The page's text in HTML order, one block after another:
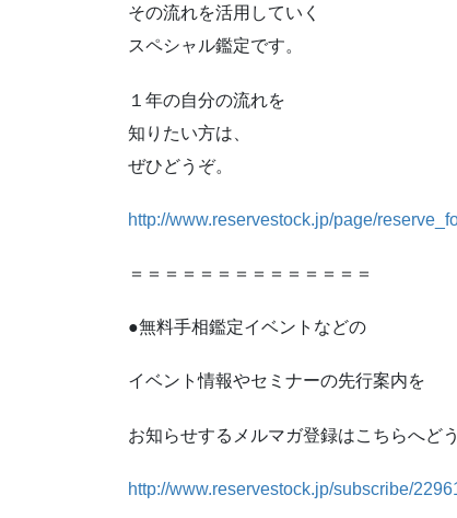
その流れを活用していく
スペシャル鑑定です。
１年の自分の流れを
知りたい方は、
ぜひどうぞ。
http://www.reservestock.jp/page/
＝＝＝＝＝＝＝＝＝＝＝＝＝＝
●無料手相鑑定イベントなどの
イベント情報やセミナーの先行案内を
お知らせするメルマガ登録はこちらへど
http://www.reservestock.jp/subscribe/